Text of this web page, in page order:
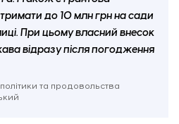
до 10 млн грн на сади
При цьому власний внесок
відразу після погодження
політики та продовольства